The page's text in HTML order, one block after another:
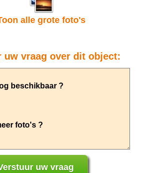
alle grote foto's
uw vraag over dit object: